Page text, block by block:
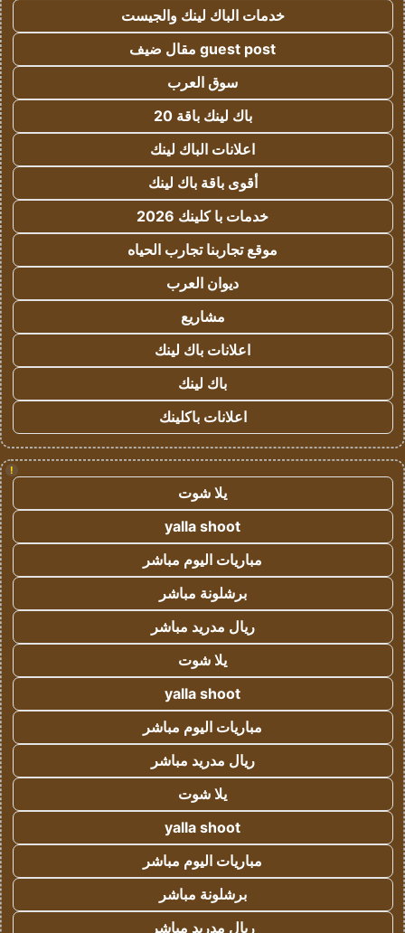
خدمات الباك لينك والجيست
guest post مقال ضيف
سوق العرب
باك لينك باقة 20
اعلانات الباك لينك
أقوى باقة باك لينك
خدمات با كلينك 2026
موقع تجاربنا تجارب الحياه
ديوان العرب
مشاريع
اعلانات باك لينك
باك لينك
اعلانات باكلينك
!
يلا شوت
yalla shoot
مباريات اليوم مباشر
برشلونة مباشر
ريال مدريد مباشر
يلا شوت
yalla shoot
مباريات اليوم مباشر
ريال مدريد مباشر
يلا شوت
yalla shoot
مباريات اليوم مباشر
برشلونة مباشر
ريال مدريد مباشر